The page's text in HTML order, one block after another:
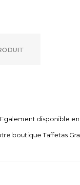
disponible
boutique Taffetas